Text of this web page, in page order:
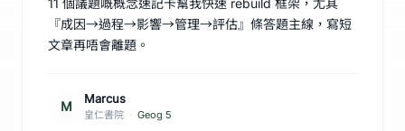
『成因→過程→影響→管理→評估』條答題主線，寫短
文章再唔會離題。
M Marcus
皇仁書院 · Geog 5